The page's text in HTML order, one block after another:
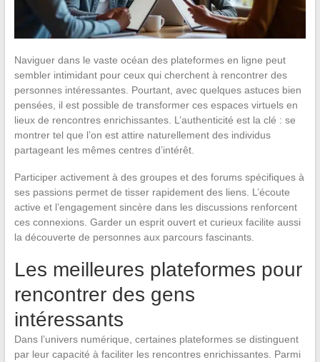
Naviguer dans le vaste océan des plateformes en ligne peut
sembler intimidant pour ceux qui cherchent à rencontrer des
personnes intéressantes. Pourtant, avec quelques astuces bien
pensées, il est possible de transformer ces espaces virtuels en
lieux de rencontres enrichissantes. L’authenticité est la clé : se
montrer tel que l’on est attire naturellement des individus
partageant les mêmes centres d’intérêt.
Participer activement à des groupes et des forums spécifiques à
ses passions permet de tisser rapidement des liens. L’écoute
active et l’engagement sincère dans les discussions renforcent
ces connexions. Garder un esprit ouvert et curieux facilite aussi
la découverte de personnes aux parcours fascinants.
Les meilleures plateformes pour
rencontrer des gens
intéressants
Dans l’univers numérique, certaines plateformes se distinguent
par leur capacité à faciliter les rencontres enrichissantes. Parmi